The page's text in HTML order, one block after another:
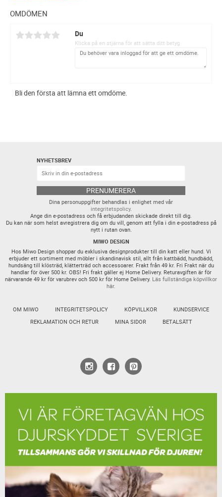
e
b
o
t
t
r
e
s
t
OMDÖMEN
Du
Klicka på en stjärna för att sätta ditt betyg
Bli den första att lämna ett omdöme.
NYHETSBREV
PRENUMERERA
Dina personuppgifter behandlas i enlighet med vår
integritetspolicy.
Ange din e-postadress och få erbjudanden skickade direkt till dig.
Du kan när som helst avregistrera dig om du vill, genom att fylla i din e-postadress på
nytt i rutan ovan.
MIWO DESIGN
Hos Miwo Design shoppar du exklusiva designprodukter till din katt eller hund. Vi
erbjuder ett sortiment med möbler i skandinavisk stil, allt från kattbädd, hundbädd,
hundsäng till klösträd, klätterträd och accessoarer. Frakt från 49 kr. Fri Frakt när du
handlar för över 500 kr. OBS! Fri frakt gäller ej Home Delivery. Returavgiften är för
närvarande 49 kr för varubrev och 500 kr för Home Delivery. Läs fullständiga köpvillkor
här.
OM MIWO INTEGRITETSPOLICY KÖPVILLKOR
KUNDSERVICE
REKLAMATION OCH RETUR
MINA SIDOR BETALSÄTT